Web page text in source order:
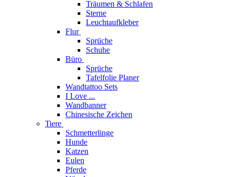
Träumen & Schlafen
Sterne
Leuchtaufkleber
Flur
Sprüche
Schuhe
Büro
Sprüche
Tafelfolie Planer
Wandtattoo Sets
I Love ...
Wandbanner
Chinesische Zeichen
Tiere
Schmetterlinge
Hunde
Katzen
Eulen
Pferde